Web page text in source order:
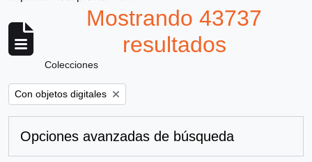
Mostrando 43737
resultados
Colecciones
Remove filter:
Con objetos digitales
Opciones avanzadas de búsqueda